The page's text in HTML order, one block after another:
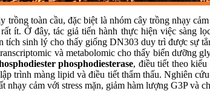
trồng toàn cầu, đặc biệt là nhóm cây trồng nhạy
ít. Ở đây, tác giả tiến hành thực hiện việc
sinh lý cho thấy giống DN303 duy trì được sự
và metabolomic cho thấy biến dưỡng
phosphodiesterase, điều tiết theo
trình màng lipid và điều tiết thẩm thấu. Nghiên
cảm với stress mặn, giảm hàm lượng G3P và